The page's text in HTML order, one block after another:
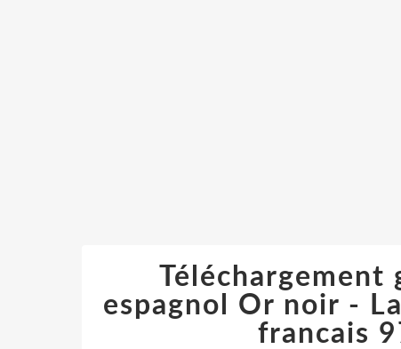
espagnol Or noir -
francais